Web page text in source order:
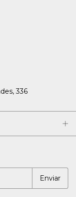
336